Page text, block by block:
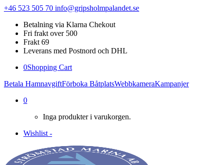
+46 523 505 70 info@gripsholmpalandet.se
Betalning via Klarna Chekout
Fri frakt over 500
Frakt 69
Leverans med Postnord och DHL
0Shopping Cart
Betala HamnavgiftFörboka BåtplatsWebbkameraKampanjer
0
Inga produkter i varukorgen.
Wishlist -